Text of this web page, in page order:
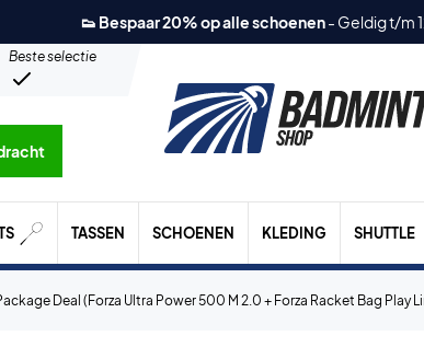
👟 Bespaar 20% op alle schoenen- Geldig t/m
Beste selectie
TASSEN SCHOENEN KLEDING SHUTTLE
Deal (Forza Ultra Power 500 M 2.0 + Forza Racket Bag Play